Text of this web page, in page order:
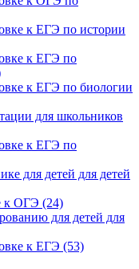
к ЕГЭ по истории
к ЕГЭ по
к ЕГЭ по биологии
для школьников
к ЕГЭ по
для детей для детей
к ОГЭ (24)
для детей для
к ЕГЭ (53)